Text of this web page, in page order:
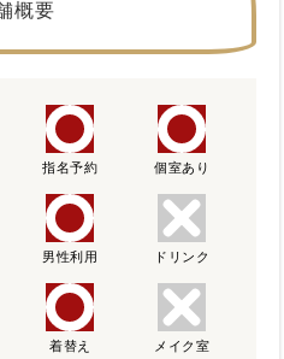
概要
指名予約 個室あり
男性利用 ドリンク
着替え メイク室